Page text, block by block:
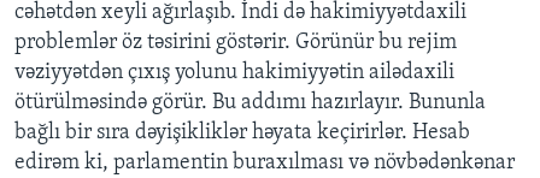
cəhətdən xeyli ağırlaşıb. İndi də hakimiyyətdaxili
problemlər öz təsirini göstərir. Görünür bu rejim
vəziyyətdən çıxış yolunu hakimiyyətin ailədaxili
ötürülməsində görür. Bu addımı hazırlayır. Bununla
bağlı bir sıra dəyişikliklər həyata keçirirlər. Hesab
edirəm ki, parlamentin buraxılması və növbədənkənar